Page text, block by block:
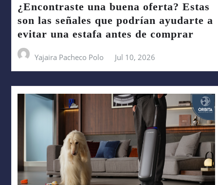
¿Encontraste una buena oferta? Estas
son las señales que podrían ayudarte a
evitar una estafa antes de comprar
Yajaira Pacheco Polo Jul 10, 2026